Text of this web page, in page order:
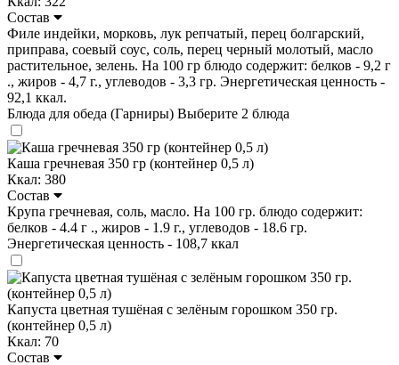
Состав
Филе индейки, морковь, лук репчатый, перец болгарский,
приправа, соевый соус, соль, перец черный молотый, масло
растительное, зелень. На 100 гр блюдо содержит: белков - 9,2 г
., жиров - 4,7 г., углеводов - 3,3 гр. Энергетическая ценность -
92,1 ккал.
Блюда для обеда (Гарниры) Выберите 2 блюда
Каша гречневая 350 гр (контейнер 0,5 л)
Ккал: 380
Состав
Крупа гречневая, соль, масло. На 100 гр. блюдо содержит:
белков - 4.4 г ., жиров - 1.9 г., углеводов - 18.6 гр.
Энергетическая ценность - 108,7 ккал
Капуста цветная тушёная с зелёным горошком 350 гр.
(контейнер 0,5 л)
Ккал: 70
Состав